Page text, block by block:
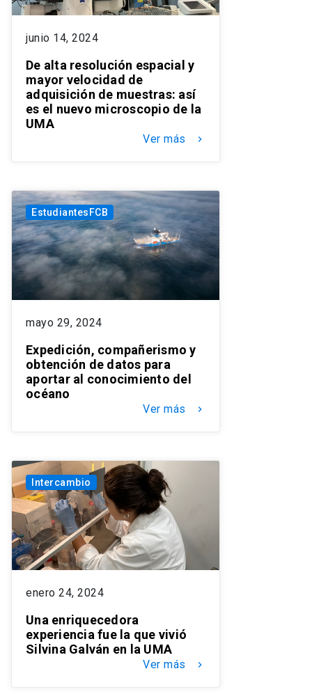
junio 14, 2024
De alta resolución espacial y
mayor velocidad de
adquisición de muestras: así
es el nuevo microscopio de la
UMA
Ver más keyboard_arrow_right
EstudiantesFCB
mayo 29, 2024
Expedición, compañerismo y
obtención de datos para
aportar al conocimiento del
océano
Ver más keyboard_arrow_right
Intercambio
enero 24, 2024
Una enriquecedora
experiencia fue la que vivió
Silvina Galván en la UMA
Ver más keyboard_arrow_right